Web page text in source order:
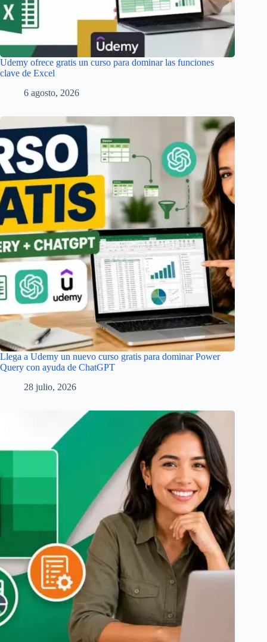
Udemy ofrece gratis un curso para dominar las funciones
clave de Excel
6 agosto, 2026
Llega a Udemy un nuevo curso gratis para dominar Power
Query con ayuda de ChatGPT
28 julio, 2026